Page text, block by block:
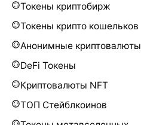
Токены криптобирж
Токены крипто кошельков
Анонимные криптовалюты
DeFi Токены
Криптовалюты NFT
ТОП Стейблкоинов